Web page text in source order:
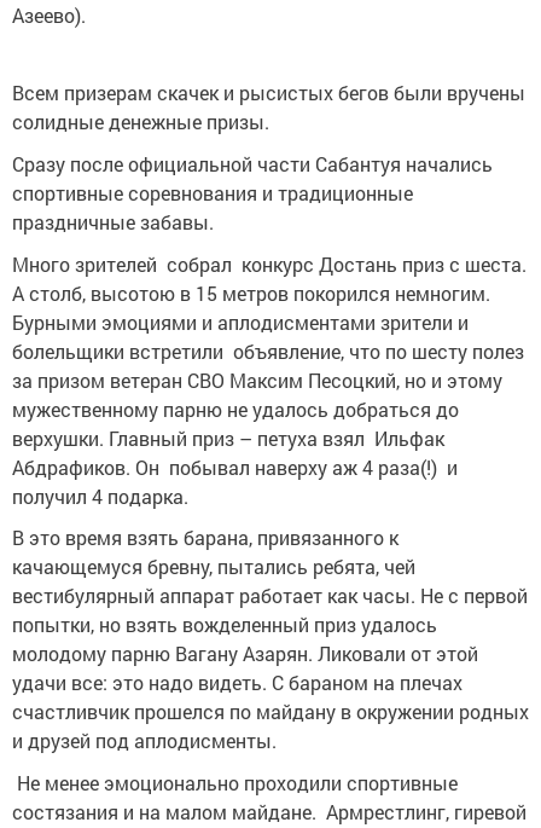
Азеево).
Всем призерам скачек и рысистых бегов были вручены
солидные денежные призы.
Сразу после официальной части Сабантуя начались
спортивные соревнования и традиционные
праздничные забавы.
Много зрителей собрал конкурс Достань приз с шеста.
А столб, высотою в 15 метров покорился немногим.
Бурными эмоциями и аплодисментами зрители и
болельщики встретили объявление, что по шесту полез
за призом ветеран СВО Максим Песоцкий, но и этому
мужественному парню не удалось добраться до
верхушки. Главный приз – петуха взял Ильфак
Абдрафиков. Он побывал наверху аж 4 раза(!) и
получил 4 подарка.
В это время взять барана, привязанного к
качающемуся бревну, пытались ребята, чей
вестибулярный аппарат работает как часы. Не с первой
попытки, но взять вожделенный приз удалось
молодому парню Вагану Азарян. Ликовали от этой
удачи все: это надо видеть. С бараном на плечах
счастливчик прошелся по майдану в окружении родных
и друзей под аплодисменты.
Не менее эмоционально проходили спортивные
состязания и на малом майдане. Армрестлинг, гиревой